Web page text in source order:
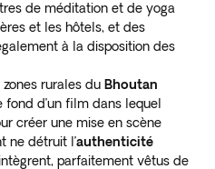
de méditation et de yoga
et les hôtels, et des
à la disposition des
rurales du Bhoutan
d’un film dans lequel
créer une mise en scène
ne détruit l’authenticité
parfaitement vêtus de